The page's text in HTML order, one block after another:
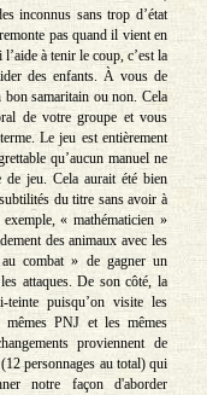
inconnus sans trop d’état
pas quand il vient en
à tenir le coup, c’est la
des enfants. À vous de
samaritain ou non. Cela
de votre groupe et vous
Le jeu est entièrement
qu’aucun manuel ne
de jeu. Cela aurait été bien
du titre sans avoir à
« mathématicien »
des animaux avec les
combat » de gagner un
attaques. De son côté, la
puisqu’on visite les
mêmes PNJ et les mêmes
proviennent de
personnages au total) qui
notre façon d'aborder